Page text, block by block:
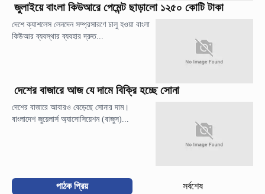
জুলাইয়ে বাংলা কিউআরে পেমেন্ট ছাড়ালো ১২৫০ কোটি টাকা
দেশে ক্যাশলেস লেনদেন সম্প্রসারণে চালু হওয়া বাংলা
কিউআর ব্যবস্থার ব্যবহার দ্রুত...
দেশের বাজারে আজ যে দামে বিক্রি হচ্ছে সোনা
দেশের বাজারে আবারও বেড়েছে সোনার দাম।
বাংলাদেশ জুয়েলার্স অ্যাসোসিয়েশন (বাজুস)...
পাঠক প্রিয় সর্বশেষ